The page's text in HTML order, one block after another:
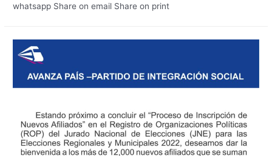
whatsapp Share on email Share on print